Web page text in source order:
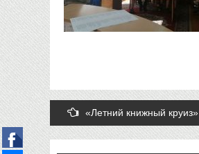
Post
navigation
«Летний книжный круиз»